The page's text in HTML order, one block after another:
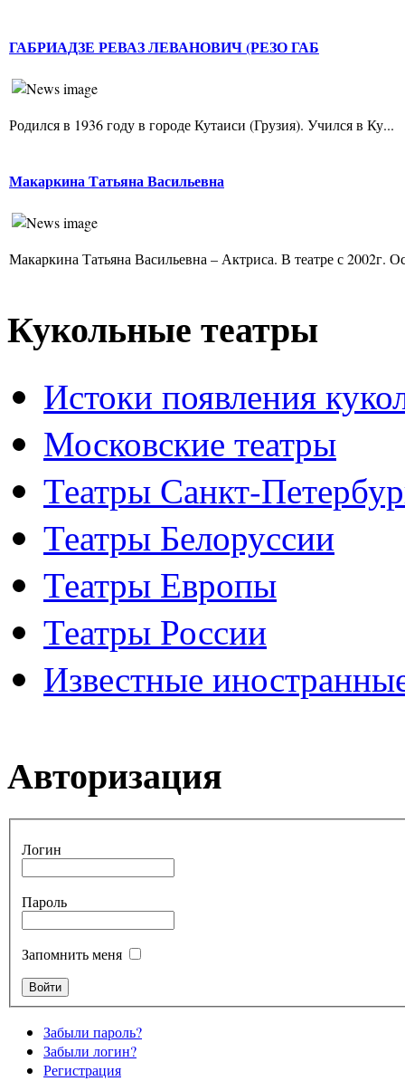
ГАБРИАДЗЕ РЕВАЗ ЛЕВАНОВИЧ (РЕЗО ГАБ
Родился в 1936 году в городе Кутаиси (Грузия). Учился в Ку...
Макаркина Татьяна Васильевна
Макаркина Татьяна Васильевна – Актриса. В театре с 2002г.
Кукольные театры
Истоки появления
Московские театры
Театры Санкт-
Театры Белоруссии
Театры Европы
Театры России
Известные
Авторизация
Логин
Пароль
Запомнить меня
Забыли пароль?
Забыли логин?
Регистрация